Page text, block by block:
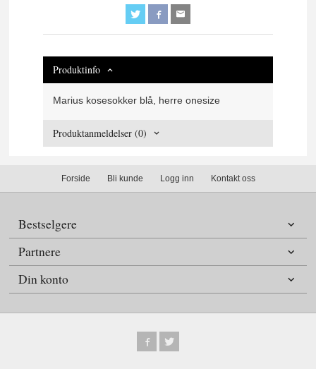
Produktinfo
Marius kosesokker blå, herre onesize
Produktanmeldelser (0)
Forside Bli kunde Logg inn Kontakt oss
Bestselgere
Partnere
Din konto